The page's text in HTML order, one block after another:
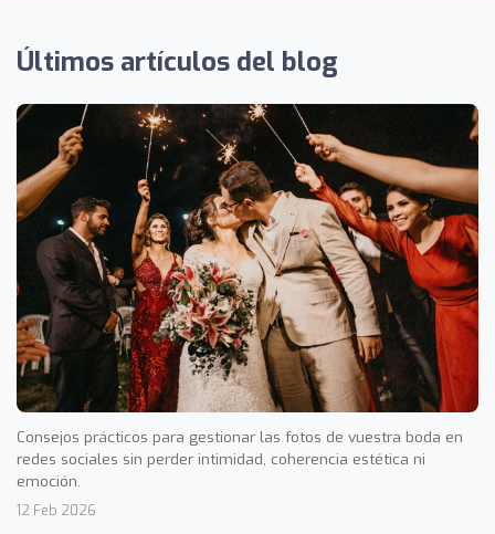
Últimos artículos del blog
Consejos prácticos para gestionar las fotos de vuestra boda en
redes sociales sin perder intimidad, coherencia estética ni
emoción.
12 Feb 2026